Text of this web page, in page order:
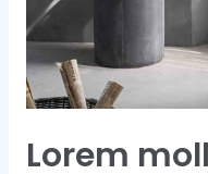
Lorem